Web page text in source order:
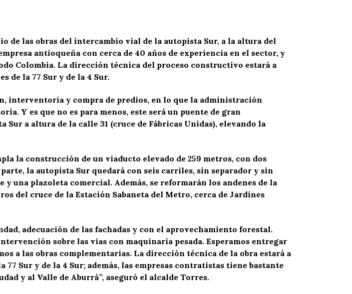
de las obras del intercambio vial de la autopista Sur, a la altura del
antioqueña con cerca de 40 años de experiencia en el sector, y
Colombia. La dirección técnica del proceso constructivo estará a
de la 77 Sur y de la 4 Sur.
interventoría y compra de predios, en lo que la administración
Y es que no es para menos, este será un puente de gran
a altura de la calle 31 (cruce de Fábricas Unidas), elevando la
la construcción de un viaducto elevado de 259 metros, con dos
la autopista Sur quedará con seis carriles, sin separador y sin
una plazoleta comercial. Además, se reformarán los andenes de la
del cruce de la Estación Sabaneta del Metro, cerca de Jardines
adecuación de las fachadas y con el aprovechamiento forestal.
sobre las vías con maquinaria pesada. Esperamos entregar
a las obras complementarias. La dirección técnica de la obra estará a
Sur y de la 4 Sur; además, las empresas contratistas tiene bastante
y al Valle de Aburrá”, aseguró el alcalde Torres.